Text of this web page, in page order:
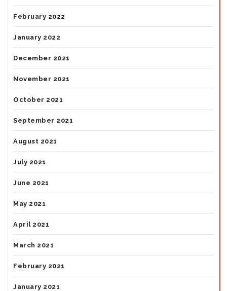
February 2022
January 2022
December 2021
November 2021
October 2021
September 2021
August 2021
July 2021
June 2021
May 2021
April 2021
March 2021
February 2021
January 2021